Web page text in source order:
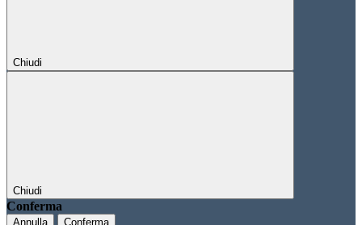
Chiudi
Chiudi
Conferma
Annulla Conferma